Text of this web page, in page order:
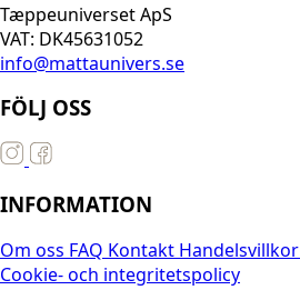
Tæppeuniverset ApS
VAT: DK45631052
info@mattaunivers.se
FÖLJ OSS
INFORMATION
Om oss FAQ Kontakt Handelsvillkor
Cookie- och integritetspolicy